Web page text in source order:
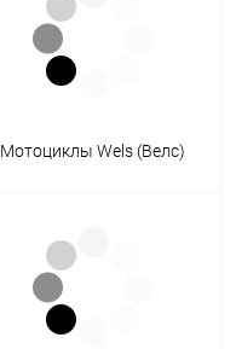
Мотоциклы Wels (Велс)